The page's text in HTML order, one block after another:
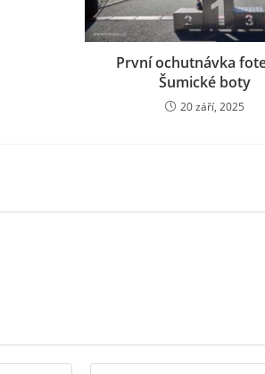
První ochutnávka
Šumické boty
20 září, 2025